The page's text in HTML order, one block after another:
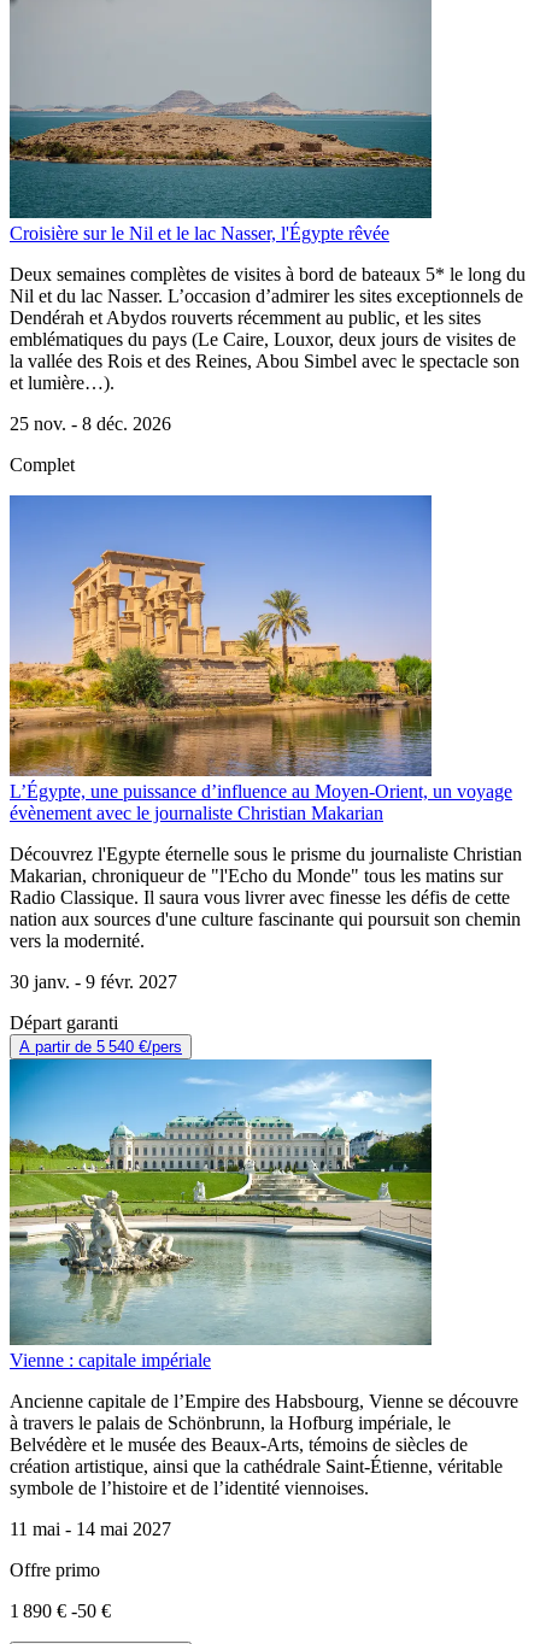
Croisière sur le Nil et le lac Nasser, l'Égypte rêvée
Deux semaines complètes de visites à bord de bateaux 5* le long du
Nil et du lac Nasser. L’occasion d’admirer les sites exceptionnels de
Dendérah et Abydos rouverts récemment au public, et les sites
emblématiques du pays (Le Caire, Louxor, deux jours de visites de
la vallée des Rois et des Reines, Abou Simbel avec le spectacle son
et lumière…).
25 nov. - 8 déc. 2026
Complet
L’Égypte, une puissance d’influence au Moyen-Orient, un voyage
évènement avec le journaliste Christian Makarian
Découvrez l'Egypte éternelle sous le prisme du journaliste Christian
Makarian, chroniqueur de "l'Echo du Monde" tous les matins sur
Radio Classique. Il saura vous livrer avec finesse les défis de cette
nation aux sources d'une culture fascinante qui poursuit son chemin
vers la modernité.
30 janv. - 9 févr. 2027
Départ garanti
A partir de 5 540 €/pers
Vienne : capitale impériale
Ancienne capitale de l’Empire des Habsbourg, Vienne se découvre
à travers le palais de Schönbrunn, la Hofburg impériale, le
Belvédère et le musée des Beaux-Arts, témoins de siècles de
création artistique, ainsi que la cathédrale Saint-Étienne, véritable
symbole de l’histoire et de l’identité viennoises.
11 mai - 14 mai 2027
Offre primo
1 890 € -50 €